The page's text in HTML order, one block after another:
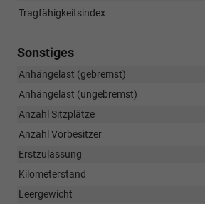
Tragfähigkeitsindex
Sonstiges
Anhängelast (gebremst)
Anhängelast (ungebremst)
Anzahl Sitzplätze
Anzahl Vorbesitzer
Erstzulassung
Kilometerstand
Leergewicht